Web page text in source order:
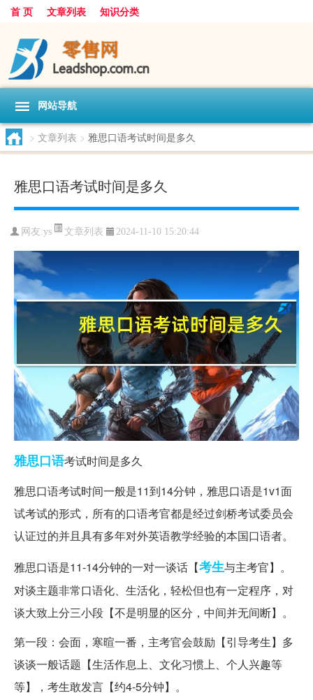
首 页 文章列表 知识分类
网站导航
> 文章列表 > 雅思口语考试时间是多久
雅思口语考试时间是多久
网友:ys 文章列表 2024-11-10 15:20:44
雅思口语考试时间是多久
雅思口语考试时间一般是11到14分钟，雅思口语是1v1面
试考试的形式，所有的口语考官都是经过剑桥考试委员会
认证过的并且具有多年对外英语教学经验的本国口语者。
雅思口语是11-14分钟的一对一谈话【考生与主考官】。
对谈主题非常口语化、生活化，轻松但也有一定程序，对
谈大致上分三小段【不是明显的区分，中间并无间断】。
第一段：会面，寒暄一番，主考官会鼓励【引导考生】多
谈谈一般话题【生活作息上、文化习惯上、个人兴趣等
等】，考生敢发言【约4-5分钟】。